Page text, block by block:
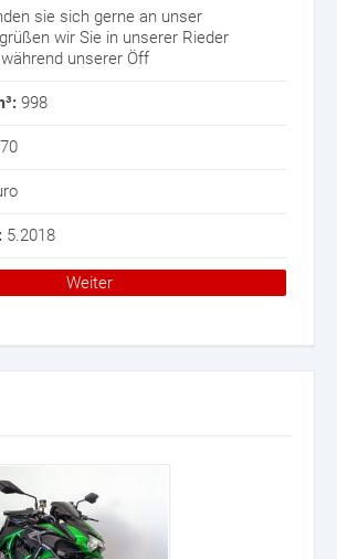
sie sich gerne an unser
wir Sie in unserer Rieder
unserer Öff
998
70
5.2018
Weiter